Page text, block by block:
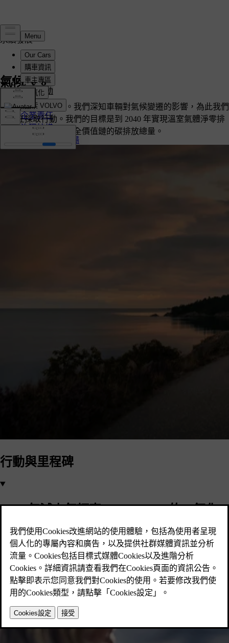
永續發展
永續願景
氣候行動
循環經濟
企業責任
治理結構
ESG 政策與立場
氣候行動
氣候變遷正在發生。我們深知車輛對氣候變遷的影響，為此我們
有責任採取行動。我們的目標是到 2040 年實現溫室氣體淨零排
放。如何實現？減少全價值鏈的碳排放總量。
行動與里程碑
2030 年減少每輛車 65% ~ 75% 的二氧化
碳排放